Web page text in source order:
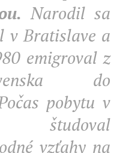
Narodil sa
v Bratislave a
emigroval z
do
pobytu v
študoval
vzťahy na